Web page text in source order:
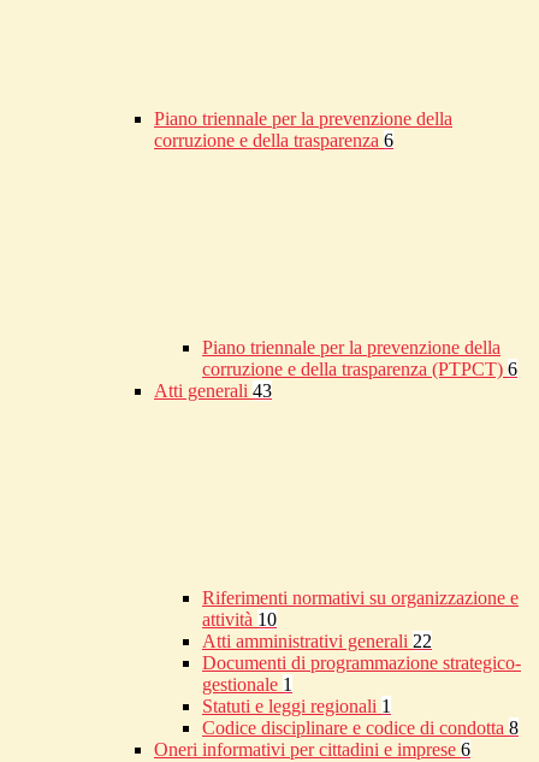
Piano triennale per la prevenzione della
corruzione e della trasparenza 6
Piano triennale per la prevenzione della
corruzione e della trasparenza (PTPCT) 6
Atti generali 43
Riferimenti normativi su organizzazione e
attività 10
Atti amministrativi generali 22
Documenti di programmazione strategico-
gestionale 1
Statuti e leggi regionali 1
Codice disciplinare e codice di condotta 8
Oneri informativi per cittadini e imprese 6